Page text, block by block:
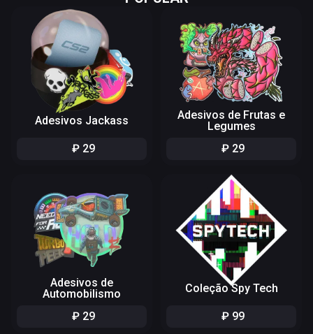
Adesivos Jackass
₽ 29
Adesivos de Frutas e
Legumes
₽ 29
Adesivos de
Automobilismo
₽ 29
Coleção Spy Tech
₽ 99